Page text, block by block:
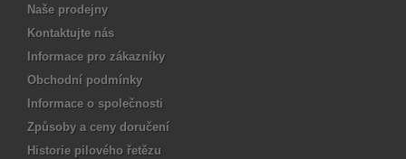
Naše prodejny
Kontaktujte nás
Informace pro zákazníky
Obchodní podmínky
Informace o společnosti
Způsoby a ceny doručení
Historie pilového řetězu